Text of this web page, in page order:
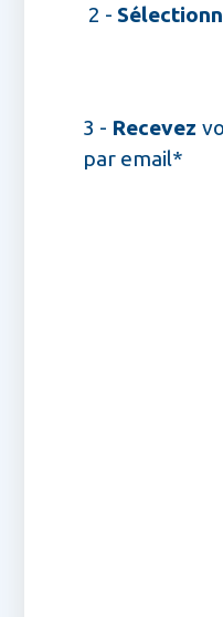
2 -
3 - Recevez
par email*